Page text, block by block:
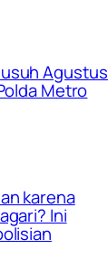
Agustus
Metro
karena
Ini